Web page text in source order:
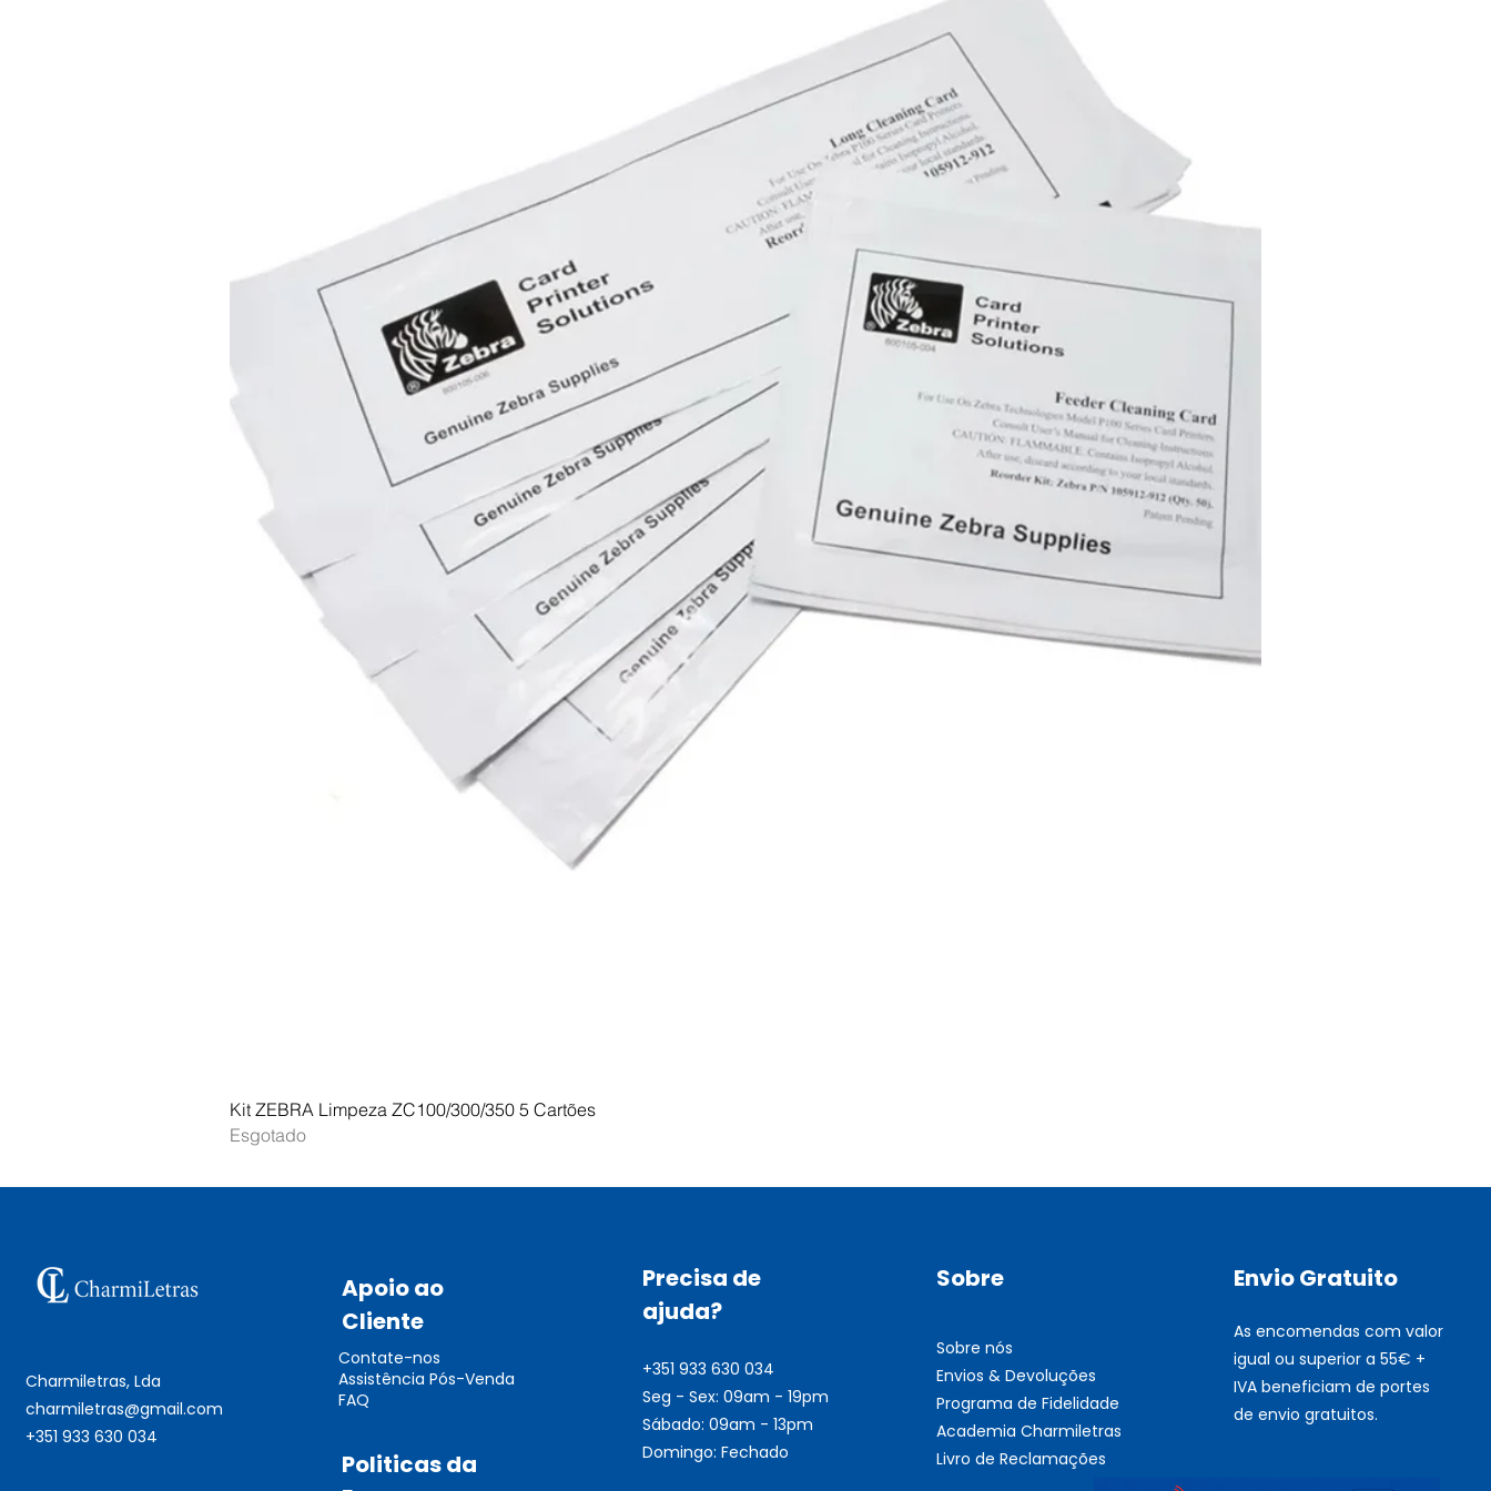
Kit ZEBRA Limpeza ZC100/300/350 5 Cartões
Esgotado
Charmiletras, Lda
charmiletras@gmail.com
+351 933 630 034
Apoio ao
Cliente
Contate-nos
Assistência Pós-Venda
FAQ
Politicas da
Precisa de
ajuda?
+351 933 630 034
Seg - Sex: 09am - 19pm
Sábado: 09am - 13pm
Domingo: Fechado
Sobre
Sobre nós
Envios & Devoluções
Programa de Fidelidade
Academia Charmiletras
Livro de Reclamações
Envio Gratuito
As encomendas com valor
igual ou superior a 55€ +
IVA beneficiam de portes
de envio gratuitos.